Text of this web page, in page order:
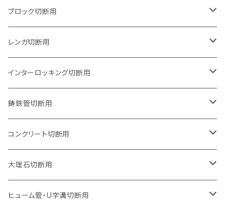
125mm（5インチ）
グラインダー取付用
石井超硬電動切断機 取付用
105mm（4インチ）
セグメントタイプ
セグメントタイプ（ビス穴付き
125mm（5インチ）
セグメントタイプ
セグメントタイプ（ビス穴付き
150mm（6インチ）
セグメントタイプ
180mm（7インチ）
セグメントタイプ
205mm（8インチ）
セグメントタイプ
230mm（9インチ）
セグメントタイプ
305mm（12インチ）
ブロック切断用
105mm（4インチ）
セグメントタイプ
ウェーブタイプ
125mm（5インチ）
セグメントタイプ
ウェーブタイプ
150mm（6インチ）
セグメントタイプ
ウェーブタイプ
180mm（7インチ）
セグメントタイプ
ウェーブタイプ
205mm（8インチ）
セグメントタイプ
230mm（9インチ）
レンガ切断用
105mm（4インチ）
セグメントタイプ
ウェーブタイプ
125mm（5インチ）
セグメントタイプ
ウェーブタイプ
150mm（6インチ）
セグメントタイプ
ウェーブタイプ
180mm（7インチ）
セグメントタイプ
205mm（8インチ）
インターロッキング切断用
105mm（4インチ）
セグメントタイプ
セグメントタイプ（ビス穴付き
125mm（5インチ）
セグメントタイプ
セグメントタイプ（ビス穴付き
150mm（6インチ）
セグメントタイプ
180mm（7インチ）
鋳鉄管切断用
105mm（4インチ）
セグメントタイプ
セグメントタイプ（ビス穴付き
125mm（5インチ）
セグメントタイプ
150mm（6インチ）
コンクリート切断用
105mm（4インチ）
セグメントタイプ
125mm（5インチ）
大理石切断用
125mm（5インチ）
ヒューム管・U字溝切断用